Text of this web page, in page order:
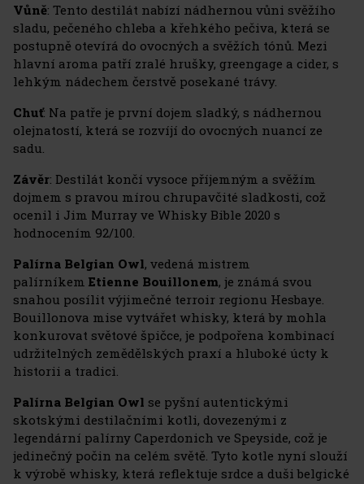
Vůně: Tento destilát nabízí nádhernou vůni svěžího
sladu, pečeného chleba a křehkého pečiva, která se
postupně otevírá do ovocných a svěžích tónů. Mezi
hlavní aroma patří zralé hrušky, greengage a cider, s
lehkým nádechem čerstvě posekané trávy.
Chuť: Na patře je první dojem sladký, s nádhernou
olejnatostí, která se rozvíjí do ovocných nuancí ze
sadu.
Závěr: Destilát končí vysoce příjemným a svěžím
dojmem s pravou mírou chrupavčité sladkosti, což
ocenil i Jim Murray ve Whisky Bible 2020 s
hodnocením 92/100.
Palírna Belgian Owl, vedená mistrem
palírníkem Etienne Bouillonem, je známá svou
snahou posílit výjimečné terroir regionu Hesbaye.
Bouillonova mise vytvářet whisky, která by mohla
konkurovat světové špičce, je podpořena kombinací
udržitelných zemědělských praxí a hluboké úcty k
historii a tradici.
Palírna Belgian Owl se pyšní autentickými
skotskými destilačními kotli, dovezenými z
legendární palírny Caperdonich ve Speyside, což je
jedinečný počin na celém světě. Tyto kotle nyní slouží
k výrobě whisky, která reflektuje srdce a duši belgické